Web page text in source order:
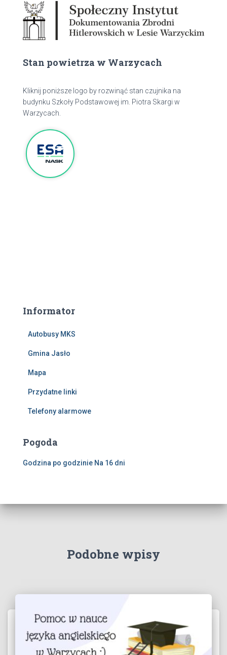
Stan powietrza w Warzycach
Kliknij poniższe logo by rozwinąć stan czujnika na
budynku Szkoły Podstawowej im. Piotra Skargi w
Warzycach.
Informator
Autobusy MKS
Gmina Jasło
Mapa
Przydatne linki
Telefony alarmowe
Pogoda
Godzina po godzinie Na 16 dni
Podobne wpisy